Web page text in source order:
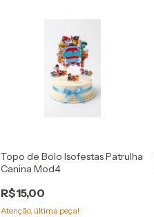
Topo de Bolo Isofestas Patrulha
Canina Mod4
R$15,00
Atenção, última peça!